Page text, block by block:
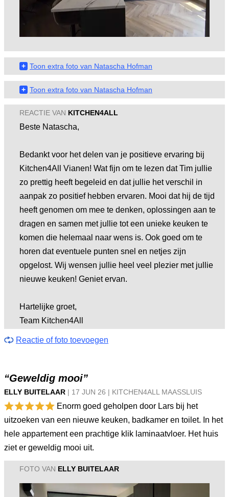
+ Toon extra foto van Natascha Hofman
+ Toon extra foto van Natascha Hofman
REACTIE VAN KITCHEN4ALL
Beste Natascha,
Bedankt voor het delen van je positieve ervaring bij
Kitchen4All Vianen! Wat fijn om te lezen dat Tim jullie
zo prettig heeft begeleid en dat jullie het verschil in
aanpak zo positief hebben ervaren. Mooi dat hij de tijd
heeft genomen om mee te denken, oplossingen aan te
dragen en samen met jullie tot een unieke keuken te
komen die helemaal naar wens is. Ook goed om te
horen dat eventuele punten snel en netjes zijn
opgelost. Wij wensen jullie heel veel plezier met jullie
nieuwe keuken! Geniet ervan.
Hartelijke groet,
Team Kitchen4All
Reactie of foto toevoegen
“Geweldig mooi”
ELLY BUITELAAR | 17 JUN 26 | KITCHEN4ALL MAASSLUIS
Enorm goed geholpen door Lars bij het
uitzoeken van een nieuwe keuken, badkamer en toilet. In het
hele appartement een prachtige klik laminaatvloer. Het huis
ziet er geweldig mooi uit.
FOTO VAN ELLY BUITELAAR